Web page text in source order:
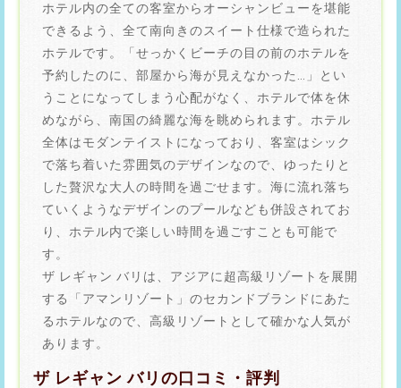
ホテル内の全ての客室からオーシャンビューを堪能
できるよう、全て南向きのスイート仕様で造られた
ホテルです。「せっかくビーチの目の前のホテルを
予約したのに、部屋から海が見えなかった…」とい
うことになってしまう心配がなく、ホテルで体を休
めながら、南国の綺麗な海を眺められます。ホテル
全体はモダンテイストになっており、客室はシック
で落ち着いた雰囲気のデザインなので、ゆったりと
した贅沢な大人の時間を過ごせます。海に流れ落ち
ていくようなデザインのプールなども併設されてお
り、ホテル内で楽しい時間を過ごすことも可能で
す。
ザ レギャン バリは、アジアに超高級リゾートを展開
する「アマンリゾート」のセカンドブランドにあた
るホテルなので、高級リゾートとして確かな人気が
あります。
ザ レギャン バリの口コミ・評判